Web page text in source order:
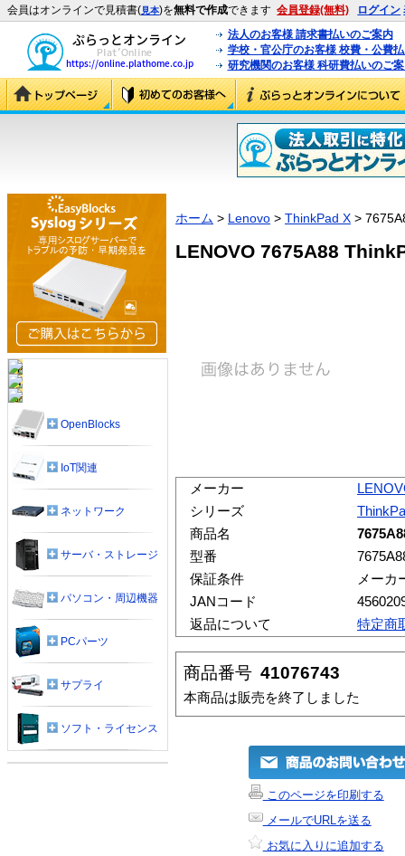
会員はオンラインで見積書(見本)を無料で作成できます 会員登録(無料) ログイン
法人のお客様 請求書払いのご案内
学校・官公庁のお客様 校費・公費
研究機関のお客様 科研費払いのご
ホーム > Lenovo > ThinkPad X >
LENOVO 7675A88
メーカー
シリーズ
商品名
型番
保証条件
メーカ
JANコード
返品について
特定商
商品番号 41076743
本商品は販売を終了しました
このページを印刷する
メールでURLを送る
お気に入りに追加する
OpenBlocks
IoT関連
ネットワーク
サーバ・ストレージ
パソコン・周辺機器
PCパーツ
サプライ
ソフト・ライセンス